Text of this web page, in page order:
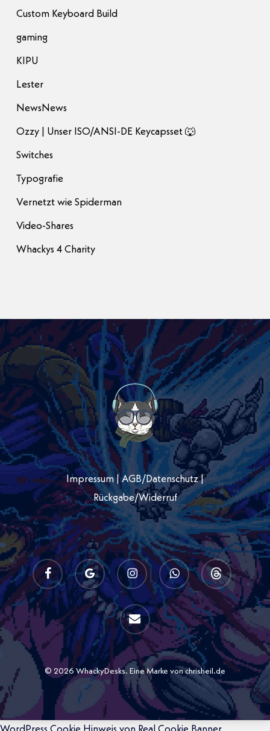
Custom Keyboard Build
gaming
KIPU
Lester
NewsNews
Ozzy | Unser ISO/ANSI-DE Keycapsset 🐺
Switches
Typografie
Vernetzt wie Spiderman
Video-Shares
Whackys 4 Charity
Impressum|AGB/Datenschutz|
Rückgabe/Widerruf
facebook
google-
plus
instagram whatsapp threads
email
© 2026 WhackyDesks. Eine Marke von chrisheil.de